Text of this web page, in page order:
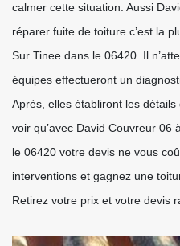
calmer cette situation. Aussi
réparer fuite de toiture c’est la
Sur Tinee dans le 06420. Il
équipes effectueront un
Après, elles établiront les
voir qu’avec David Couvreur 06
le 06420 votre devis ne vous
interventions et gagnez une
Retirez votre prix et votre devis